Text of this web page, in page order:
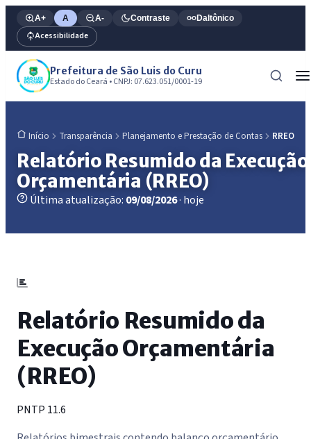
A+ A A- Contraste Daltônico
Acessibilidade
Prefeitura de São Luis do Curu
Estado do Ceará • CNPJ: 07.623.051/0001-19
Início Transparência Planejamento e Prestação de Contas RREO
Relatório Resumido da Execução
Orçamentária (RREO)
Última atualização: 09/08/2026· hoje
Relatório Resumido da
Execução Orçamentária
(RREO)
PNTP 11.6